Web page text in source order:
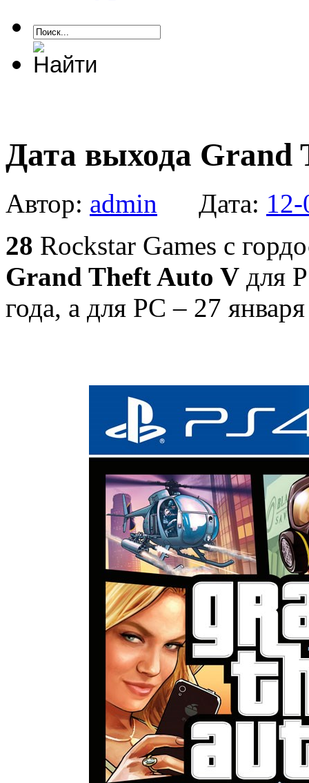
Дата выхода Grand
Автор: admin Дата:
28 Rockstar Games с
Grand Theft Auto V для
года, а для PC – 27